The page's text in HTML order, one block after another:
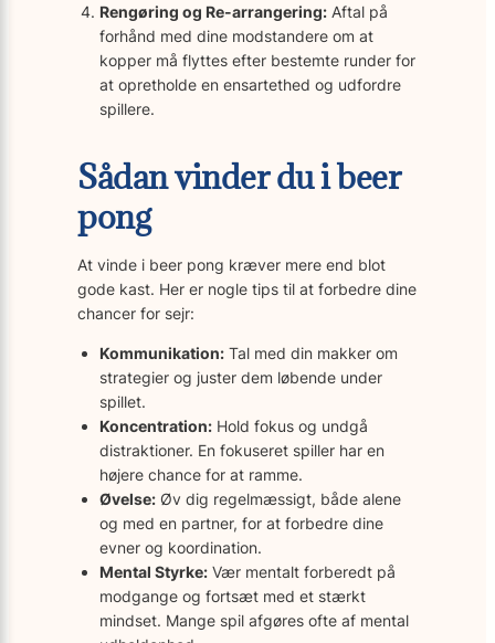
Rengøring og Re-arrangering: Aftal på
forhånd med dine modstandere om at
kopper må flyttes efter bestemte runder for
at opretholde en ensartethed og udfordre
spillere.
Sådan vinder du i beer
pong
At vinde i beer pong kræver mere end blot
gode kast. Her er nogle tips til at forbedre dine
chancer for sejr:
Kommunikation: Tal med din makker om
strategier og juster dem løbende under
spillet.
Koncentration: Hold fokus og undgå
distraktioner. En fokuseret spiller har en
højere chance for at ramme.
Øvelse: Øv dig regelmæssigt, både alene
og med en partner, for at forbedre dine
evner og koordination.
Mental Styrke: Vær mentalt forberedt på
modgange og fortsæt med et stærkt
mindset. Mange spil afgøres ofte af mental